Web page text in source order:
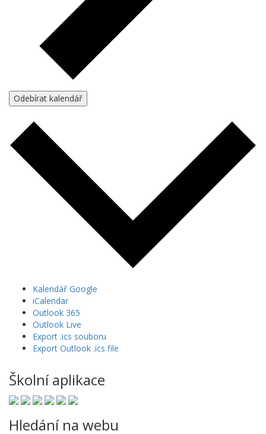
Odebírat kalendář
Kalendář Google
iCalendar
Outlook 365
Outlook Live
Export .ics souboru
Export Outlook .ics file
Školní aplikace
Hledání na webu